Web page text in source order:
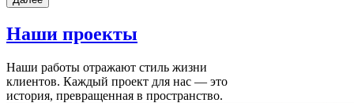
Наши проекты
Наши работы отражают стиль жизни
клиентов. Каждый проект для нас — это
история, превращенная в пространство.